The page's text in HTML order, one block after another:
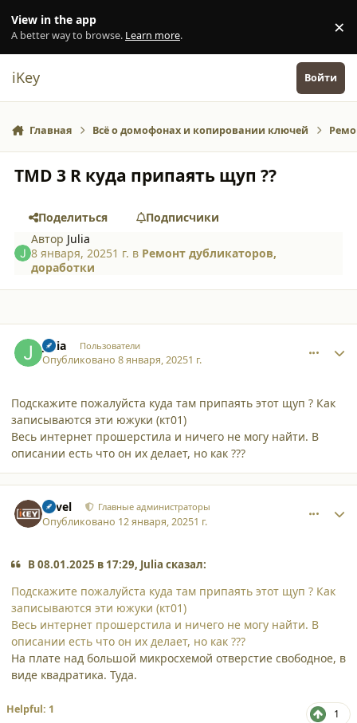
View in the app
A better way to browse. Learn more. ×
iKey Войти
Главная Всё о домофонах и копировании ключей
TMD 3 R куда припаять щуп ??
Поделиться
Подписчики
Автор Julia
8 января, 20251 г. в Ремонт дубликаторов,
доработки
Julia Пользователи
Опубликовано8 января, 20251 г.
Подскажите пожалуйста куда там припаять этот щуп ? Как
записываются эти южуки (кт01)
Весь интернет прошерстила и ничего не могу найти. В
описании есть что он их делает, но как ???
Pavel Главные администраторы
Опубликовано 12 января, 20251 г.
В 08.01.2025 в 17:29, Julia сказал:
Подскажите пожалуйста куда там припаять этот щуп ? Как
записываются эти южуки (кт01)
Весь интернет прошерстила и ничего не могу найти. В
описании есть что он их делает, но как ???
На плате над большой микросхемой отверстие свободное, в
виде квадратика. Туда.
Helpful: 1 1